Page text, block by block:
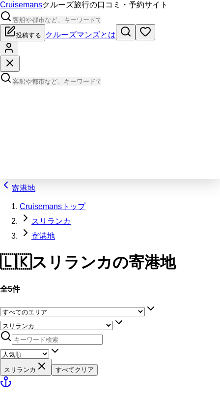
Cruisemansクルーズ旅行の口コミ・予約サイト
投稿する クルーズマンズとは
寄港地
Cruisemansトップ
スリランカ
寄港地
🇱🇰スリランカの寄港地
全5件
スリランカ すべてクリア